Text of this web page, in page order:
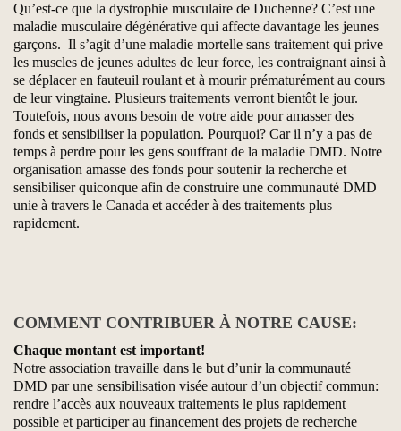
Qu’est-ce que la dystrophie musculaire de Duchenne? C’est une
maladie musculaire dégénérative qui affecte davantage les jeunes
garçons. Il s’agit d’une maladie mortelle sans traitement qui prive
les muscles de jeunes adultes de leur force, les contraignant ainsi à
se déplacer en fauteuil roulant et à mourir prématurément au cours
de leur vingtaine. Plusieurs traitements verront bientôt le jour.
Toutefois, nous avons besoin de votre aide pour amasser des
fonds et sensibiliser la population. Pourquoi? Car il n’y a pas de
temps à perdre pour les gens souffrant de la maladie DMD. Notre
organisation amasse des fonds pour soutenir la recherche et
sensibiliser quiconque afin de construire une communauté DMD
unie à travers le Canada et accéder à des traitements plus
rapidement.
COMMENT CONTRIBUER À NOTRE CAUSE:
Chaque montant est important!
Notre association travaille dans le but d’unir la communauté
DMD par une sensibilisation visée autour d’un objectif commun:
rendre l’accès aux nouveaux traitements le plus rapidement
possible et participer au financement des projets de recherche